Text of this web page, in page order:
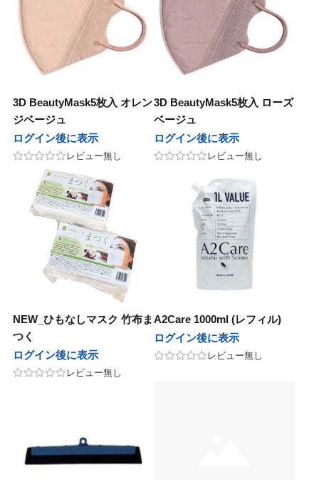
3D BeautyMask5枚入 オレン
ジベージュ
ログイン後に表示
レビュー無し
3D BeautyMask5枚入 ローズ
ベージュ
ログイン後に表示
レビュー無し
NEW_ひもなしマスク 竹布ま
つく
ログイン後に表示
レビュー無し
A2Care 1000ml (レフィル)
ログイン後に表示
レビュー無し